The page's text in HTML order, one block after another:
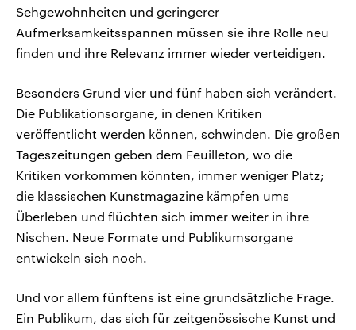
Sehgewohnheiten und geringerer
Aufmerksamkeitsspannen müssen sie ihre Rolle neu
finden und ihre Relevanz immer wieder verteidigen.
Besonders Grund vier und fünf haben sich verändert.
Die Publikationsorgane, in denen Kritiken
veröffentlicht werden können, schwinden. Die großen
Tageszeitungen geben dem Feuilleton, wo die
Kritiken vorkommen könnten, immer weniger Platz;
die klassischen Kunstmagazine kämpfen ums
Überleben und flüchten sich immer weiter in ihre
Nischen. Neue Formate und Publikumsorgane
entwickeln sich noch.
Und vor allem fünftens ist eine grundsätzliche Frage.
Ein Publikum, das sich für zeitgenössische Kunst und